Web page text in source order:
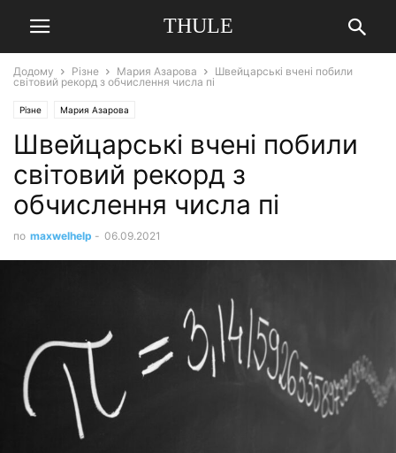
THULE
Додому Різне Мария Азарова
Швейцарські вчені побили
світовий рекорд з обчислення числа пі
Різне Мария Азарова
Швейцарські вчені побили
світовий рекорд з
обчислення числа пі
по maxwelhelp - 06.09.2021